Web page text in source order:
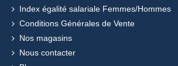
Index égalité salariale Femmes/Hommes
Conditions Générales de Vente
Nos magasins
Nous contacter